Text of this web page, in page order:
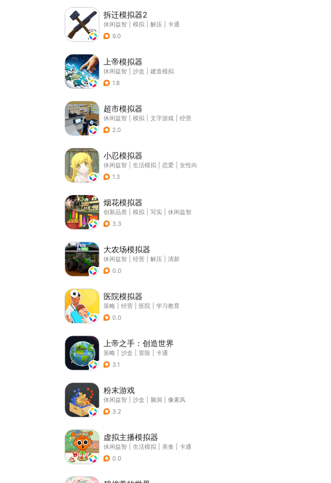
拆迁模拟器2
休闲益智 模拟 解压
卡通
9.0
上帝模拟器
休闲益智 沙盒
建造模拟
1.8
超市模拟器
休闲益智 模拟 文字游戏
经营
2.0
小忍模拟器
休闲益智 生活模拟 恋爱
女性向
1.3
烟花模拟器
创新品类 模拟 写实
休闲益智
3.3
大农场模拟器
休闲益智 经营 解压
清新
0.0
医院模拟器
策略 经营 医院
学习教育
0.0
上帝之手：创造世界
策略 沙盒 冒险
卡通
3.1
粉末游戏
休闲益智 沙盒 脑洞
像素风
3.2
虚拟主播模拟器
休闲益智 生活模拟 美食
卡通
0.0